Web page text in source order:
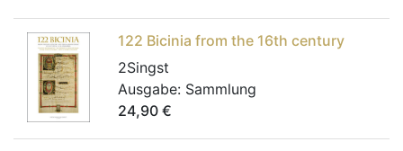
122 Bicinia from the 16th century
2Singst
Ausgabe: Sammlung
24,90 €